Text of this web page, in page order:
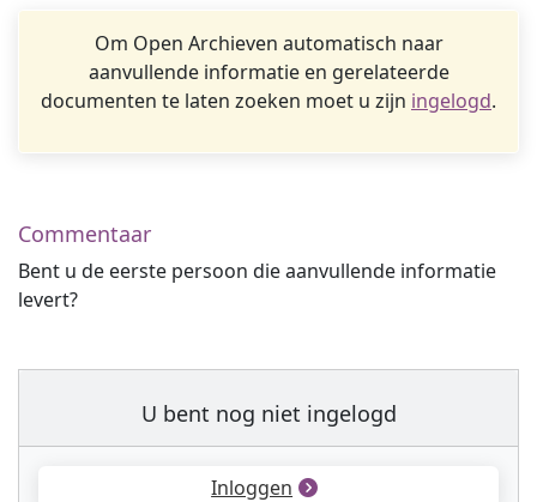
Om Open Archieven automatisch naar
aanvullende informatie en gerelateerde
documenten te laten zoeken moet u zijn ingelogd.
Commentaar
Bent u de eerste persoon die aanvullende informatie
levert?
U bent nog niet ingelogd
Inloggen